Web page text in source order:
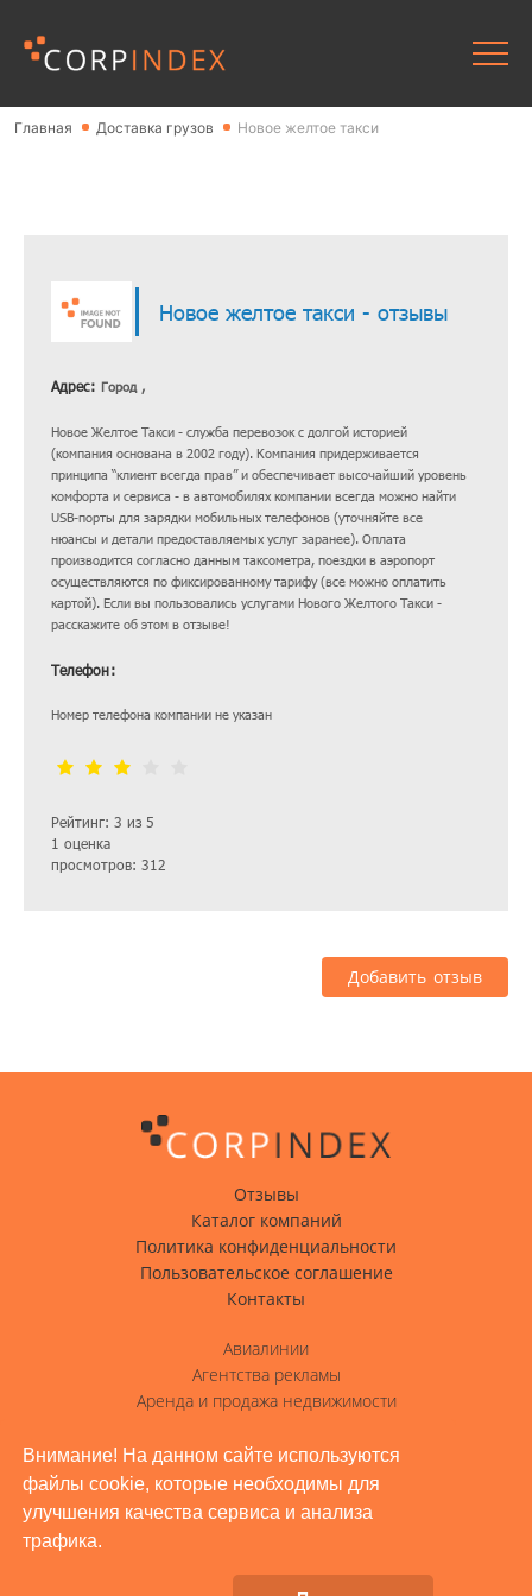
Внимание! На данном сайте используются
файлы cookie, которые необходимы для
улучшения качества сервиса и анализа
трафика.
Главная Доставка грузов Новое желтое такси
Новое желтое такси - отзывы
Адрес: Город ,
Новое Желтое Такси - служба перевозок с долгой историей
(компания основана в 2002 году). Компания придерживается
принципа “клиент всегда прав” и обеспечивает высочайший уровень
комфорта и сервиса - в автомобилях компании всегда можно найти
USB-порты для зарядки мобильных телефонов (уточняйте все
нюансы и детали предоставляемых услуг заранее). Оплата
производится согласно данным таксометра, поездки в аэропорт
осуществляются по фиксированному тарифу (все можно оплатить
картой). Если вы пользовались услугами Нового Желтого Такси -
расскажите об этом в отзыве!
Рейтинг: 3 из 5
1 оценка
просмотров: 312
Телефон:
Номер телефона компании не указан
Добавить отзыв
Отзывы
Каталог компаний
Политика конфиденциальности
Пользовательское соглашение
Контакты
Авиалинии
Агентства рекламы
Аренда и продажа недвижимости
Гостиницы, отели
Доставка грузов
Заводы, промышленность